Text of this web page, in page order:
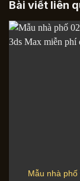
Bài viết liên
Mẫu nhà